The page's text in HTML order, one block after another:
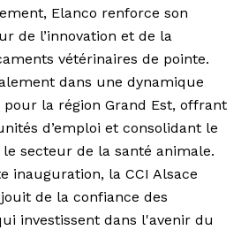
Elanco renforce son
de l’innovation et de la
vétérinaires de pointe.
dans une dynamique
la région Grand Est, offrant
d’emploi et consolidant le
le secteur de la santé animale.
inauguration, la CCI Alsace
de la confiance des
investissent dans l'avenir du